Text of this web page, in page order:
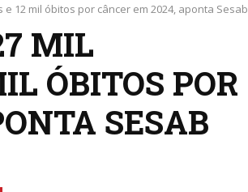
12 mil óbitos por câncer em 2024, aponta Sesab
MIL
ÓBITOS POR
SESAB